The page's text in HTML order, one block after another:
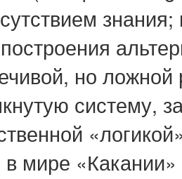
но
систему,
в мире